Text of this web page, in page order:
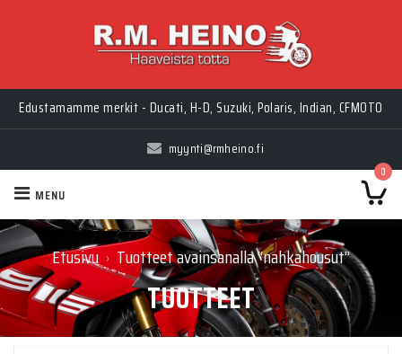
Edustamamme merkit - Ducati, H-D, Suzuki, Polaris, Indian, CFMOTO
myynti@rmheino.fi
0
MENU
Etusivu › Tuotteet avainsanalla “nahkahousut”
TUOTTEET